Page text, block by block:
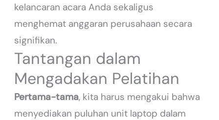
kelancaran acara Anda sekaligus
menghemat anggaran perusahaan secara
signifikan.
Tantangan dalam
Mengadakan Pelatihan
Pertama-tama, kita harus mengakui bahwa
menyediakan puluhan unit laptop dalam